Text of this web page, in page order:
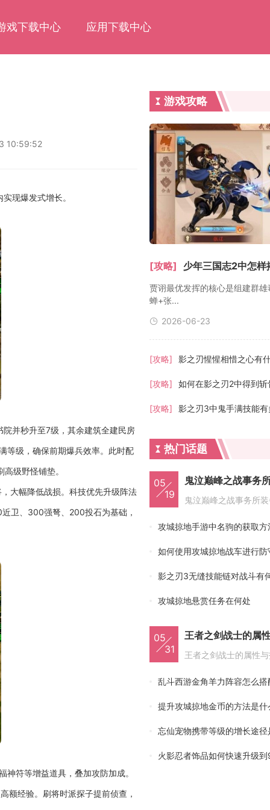
戏下载中心 应用下载中心
10:59:52
现爆发式增长。
并秒升至7级，其余建筑全建民房
等级，确保前期爆兵效率。此时配
级野怪铺垫。
大幅降低战损。科技优先升级阵法
卫、300强弩、200投石为基础，
符等增益道具，叠加攻防加成。
额经验。刷将时派探子提前侦查，
游戏攻略
[攻略]
贾诩最优发挥的核心是组建群
蝉+张...
2026-06-23
[攻略] 影之刃惺惺相惜之心有
[攻略] 如何在影之刃2中得到
[攻略] 影之刃3中鬼手满技能
热门话题
05
19
鬼泣巅峰之战事务
攻城掠地手游中名驹的获取方
如何使用攻城掠地战车进行防
影之刃3无缝技能链对战斗有
攻城掠地悬赏任务在何处
05
31
王者之剑战士的属
乱斗西游金角羊力阵容怎么搭
提升攻城掠地金币的方法是什
忘仙宠物携带等级的增长途径
火影忍者饰品如何快速升级